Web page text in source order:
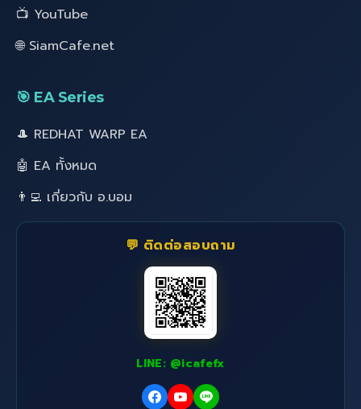
📺 YouTube
🌐 SiamCafe.net
🎯 EA Series
🎩 REDHAT WARP EA
🤖 EA ทั้งหมด
👨‍💻 เกี่ยวกับ อ.บอม
💬 ติดต่อสอบถาม
LINE: @icafefx